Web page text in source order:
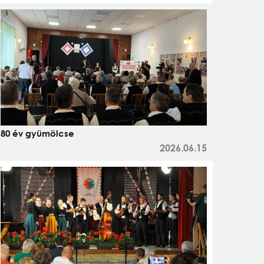
80 év gyümölcse
2026.06.15